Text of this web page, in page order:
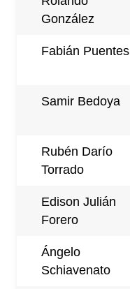
González
Fabián Puentes
Samir Bedoya
Rubén Darío
Torrado
Edison Julián
Forero
Ángelo
Schiavenato